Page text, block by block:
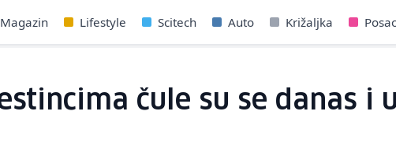
Magazin Lifestyle Scitech Auto Križaljka
čule su se danas i